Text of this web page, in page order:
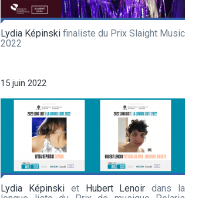
Lydia Képinski finaliste du Prix Slaight Music
2022
15 juin 2022
Lydia Képinskiet Hubert Lenoir dans la